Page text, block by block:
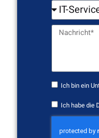
Ich bin ein
Ich habe die